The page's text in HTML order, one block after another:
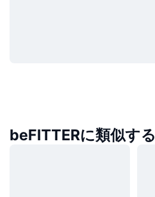
beFITTERに類似す